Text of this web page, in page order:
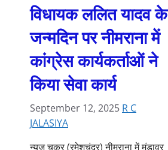
विधायक ललित यादव के
जन्मदिन पर नीमराना में
कांग्रेस कार्यकर्ताओं ने
किया सेवा कार्य
September 12, 2025 R C
JALASIYA
न्यूज चक्र (रमेशचंद्र) नीमराना में मुंडावर